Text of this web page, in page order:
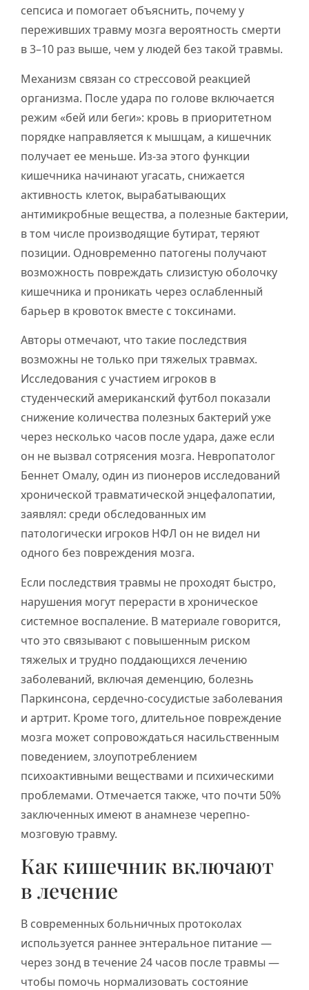
сепсиса и помогает объяснить, почему у
переживших травму мозга вероятность смерти
в 3–10 раз выше, чем у людей без такой травмы.
Механизм связан со стрессовой реакцией
организма. После удара по голове включается
режим «бей или беги»: кровь в приоритетном
порядке направляется к мышцам, а кишечник
получает ее меньше. Из-за этого функции
кишечника начинают угасать, снижается
активность клеток, вырабатывающих
антимикробные вещества, а полезные бактерии,
в том числе производящие бутират, теряют
позиции. Одновременно патогены получают
возможность повреждать слизистую оболочку
кишечника и проникать через ослабленный
барьер в кровоток вместе с токсинами.
Авторы отмечают, что такие последствия
возможны не только при тяжелых травмах.
Исследования с участием игроков в
студенческий американский футбол показали
снижение количества полезных бактерий уже
через несколько часов после удара, даже если
он не вызвал сотрясения мозга. Невропатолог
Беннет Омалу, один из пионеров исследований
хронической травматической энцефалопатии,
заявлял: среди обследованных им
патологически игроков НФЛ он не видел ни
одного без повреждения мозга.
Если последствия травмы не проходят быстро,
нарушения могут перерасти в хроническое
системное воспаление. В материале говорится,
что это связывают с повышенным риском
тяжелых и трудно поддающихся лечению
заболеваний, включая деменцию, болезнь
Паркинсона, сердечно-сосудистые заболевания
и артрит. Кроме того, длительное повреждение
мозга может сопровождаться насильственным
поведением, злоупотреблением
психоактивными веществами и психическими
проблемами. Отмечается также, что почти 50%
заключенных имеют в анамнезе черепно-
мозговую травму.
Как кишечник включают
в лечение
В современных больничных протоколах
используется раннее энтеральное питание —
через зонд в течение 24 часов после травмы —
чтобы помочь нормализовать состояние